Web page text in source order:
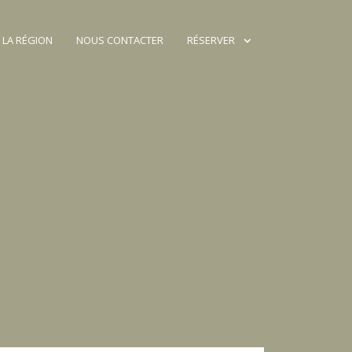
RÉGION NOUS CONTACTER RÉSERVER